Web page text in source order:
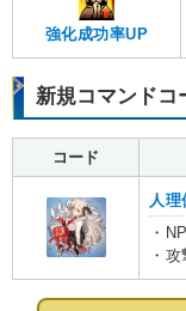
強化成功率UP
新規コマンドコ
コード
人
・
・